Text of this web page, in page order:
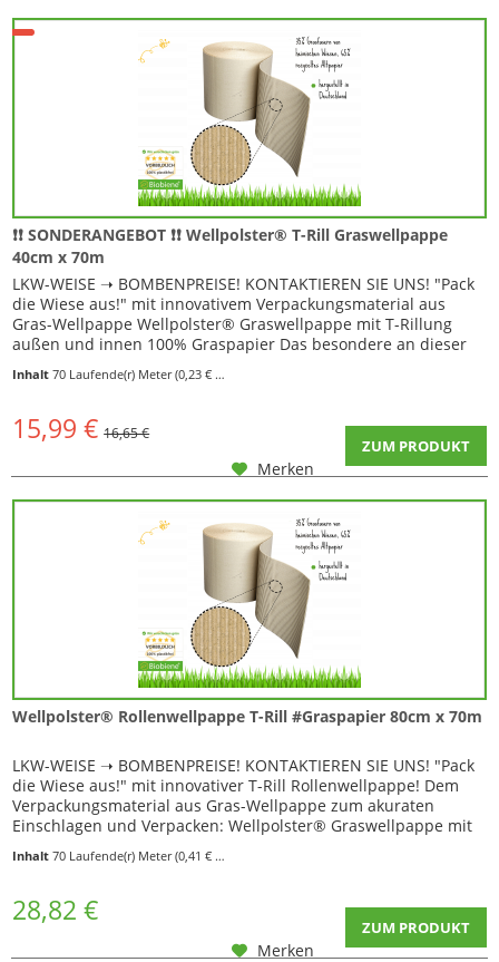
❗❗ SONDERANGEBOT ❗❗ Wellpolster® T-Rill Graswellpappe
40cm x 70m
LKW-WEISE ➝ BOMBENPREISE! KONTAKTIEREN SIE UNS! "Pack
die Wiese aus!" mit innovativem Verpackungsmaterial aus
Gras-Wellpappe Wellpolster® Graswellpappe mit T-Rillung
außen und innen 100% Graspapier Das besondere an dieser
Grad Einkerbung gegen die Welle. Damit kann diese
Inhalt70 Laufende(r) Meter(0,23 € * / 1 Laufende(r) Meter)
15,99 € 16,65 €
ZUM PRODUKT
Merken
Wellpolster® Rollenwellpappe T-Rill #Graspapier 80cm x 70m
LKW-WEISE ➝ BOMBENPREISE! KONTAKTIEREN SIE UNS! "Pack
die Wiese aus!" mit innovativer T-Rill Rollenwellpappe! Dem
Verpackungsmaterial aus Gras-Wellpappe zum akuraten
Einschlagen und Verpacken: Wellpolster® Graswellpappe mit
Verpacken und Einschlagen durch T-Rillung Das besondere an
Inhalt70 Laufende(r) Meter(0,41 € * / 1 Laufende(r) Meter)
28,82 € ZUM PRODUKT
Merken